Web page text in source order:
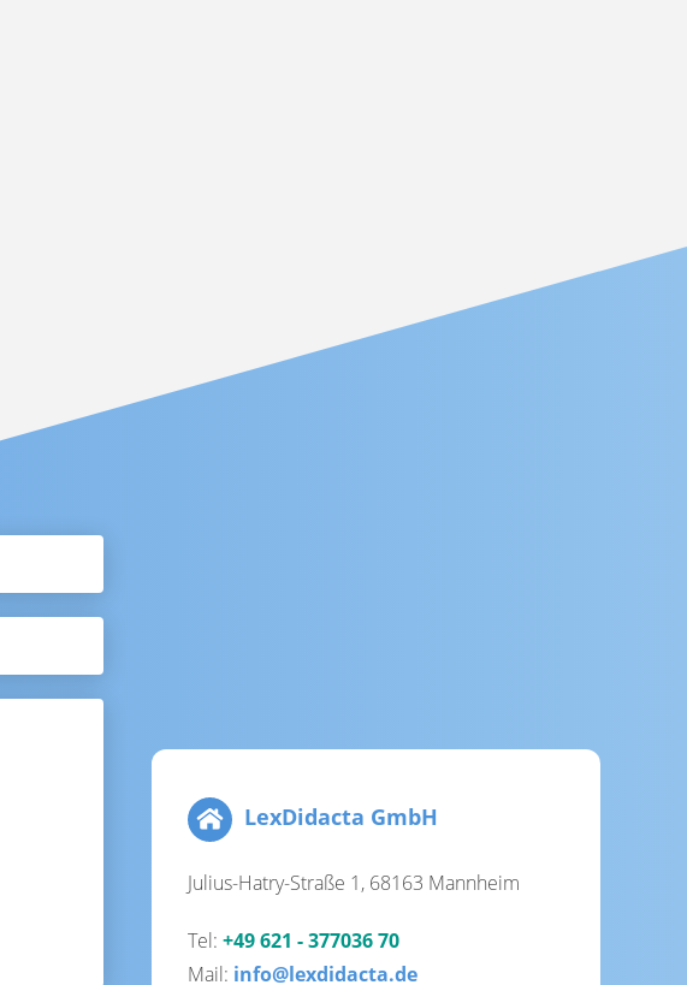
LexDidacta GmbH
Julius-Hatry-Straße 1, 68163 Mannheim
Tel: +49 621 - 377036 70
Mail: info@lexdidacta.de